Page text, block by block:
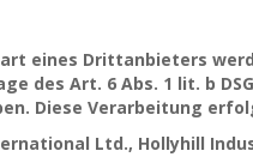
eines Drittanbieters
des Art. 6 Abs. 1 lit. b
Diese Verarbeitung
Ltd., Hollyhill